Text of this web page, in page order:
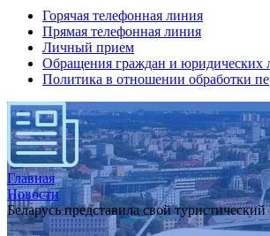
Горячая телефонная линия
Прямая телефонная линия
Личный прием
Обращения граждан и юридических
Политика в отношении обработки
Главная
Новости
Беларусь представила свой